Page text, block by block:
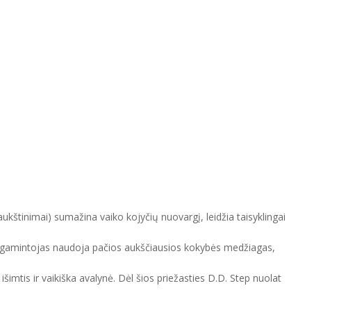
sumažina vaiko kojyčių nuovargį, leidžia taisyklingai
naudoja pačios aukščiausios kokybės medžiagas,
ir vaikiška avalynė. Dėl šios priežasties D.D. Step nuolat